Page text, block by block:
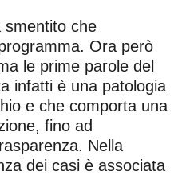
smentito che
Ora però
le prime parole del
infatti è una patologia
e che comporta una
fino ad
Nella
dei casi è associata